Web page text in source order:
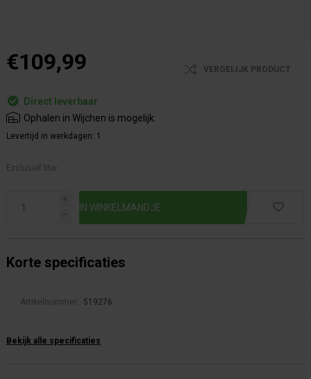
€109,99 VERGELIJK PRODUCT
Direct leverbaar
Ophalen in Wijchen is mogelijk.
Levertijd in werkdagen: 1
Exclusief btw.
i
h
Korte specificaties
Artikelnummer: 519276
Bekijk alle specificaties